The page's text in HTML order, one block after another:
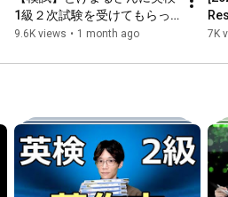
1級２次試験を受けてもらっ
た結果...!
9.6K views • 1 month ago 7K